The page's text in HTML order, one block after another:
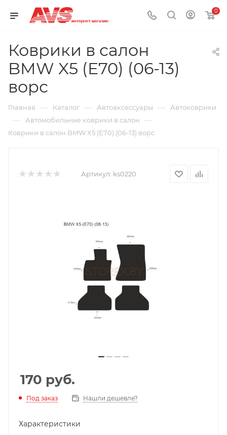
0
Коврики в салон
BMW X5 (E70) (06-13)
ворс
Главная — Каталог — Автоаксессуары — Автоковрики
— Автомобильные коврики в салон —
Коврики в салон BMW X5 (E70) (06-13) ворс
Артикул: ks0220
170 руб.
Под заказ Нашли дешевле?
Характеристики